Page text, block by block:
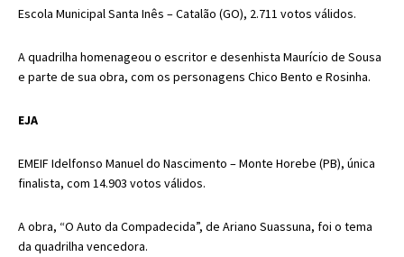
Escola Municipal Santa Inês – Catalão (GO), 2.711 votos válidos.
A quadrilha homenageou o escritor e desenhista Maurício de Sousa
e parte de sua obra, com os personagens Chico Bento e Rosinha.
EJA
EMEIF Idelfonso Manuel do Nascimento – Monte Horebe (PB), única
finalista, com 14.903 votos válidos.
A obra, “O Auto da Compadecida”, de Ariano Suassuna, foi o tema
da quadrilha vencedora.